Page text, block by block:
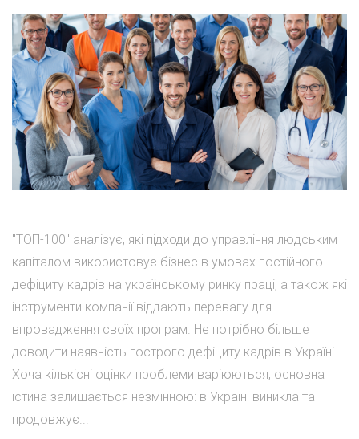
"ТОП-100" аналізує, які підходи до управління людським
капіталом використовує бізнес в умовах постійного
дефіциту кадрів на українському ринку праці, а також які
інструменти компанії віддають перевагу для
впровадження своїх програм. Не потрібно більше
доводити наявність гострого дефіциту кадрів в Україні.
Хоча кількісні оцінки проблеми варіюються, основна
істина залишається незмінною: в Україні виникла та
продовжує...